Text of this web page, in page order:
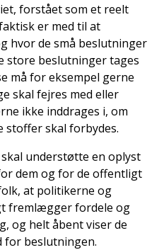
forstået som et reelt
er med til at
hvor de små beslutninger
store beslutninger tages
må for eksempel gerne
skal fejres med eller
ikke inddrages i, om
stoffer skal forbydes.
understøtte en oplyst
dem og for de offentligt
at politikerne og
fremlægger fordele og
og helt åbent viser de
for beslutningen.